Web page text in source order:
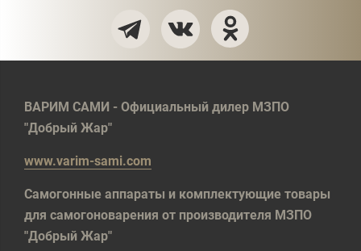
ВАРИМ САМИ - Официальный дилер МЗПО
"Добрый Жар"
www.varim-sami.com
Самогонные аппараты и комплектующие товары
для самогоноварения от производителя МЗПО
"Добрый Жар"